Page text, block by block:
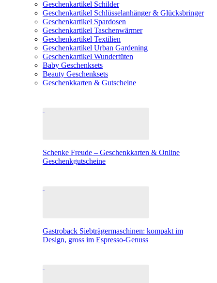
Geschenkartikel Schilder
Geschenkartikel Schlüsselanhänger & Glücksbringer
Geschenkartikel Spardosen
Geschenkartikel Taschenwärmer
Geschenkartikel Textilien
Geschenkartikel Urban Gardening
Geschenkartikel Wundertüten
Baby Geschenksets
Beauty Geschenksets
Geschenkkarten & Gutscheine
Schenke Freude – Geschenkkarten & Online
Geschenkgutscheine
Gastroback Siebträgermaschinen: kompakt im
Design, gross im Espresso-Genuss